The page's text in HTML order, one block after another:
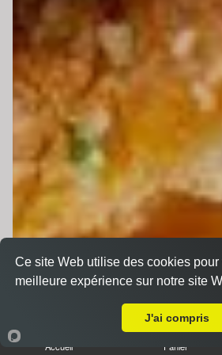
Accueil Panier
Ce site Web utilise des cookies pour
meilleure expérience sur notre site
J'ai compris